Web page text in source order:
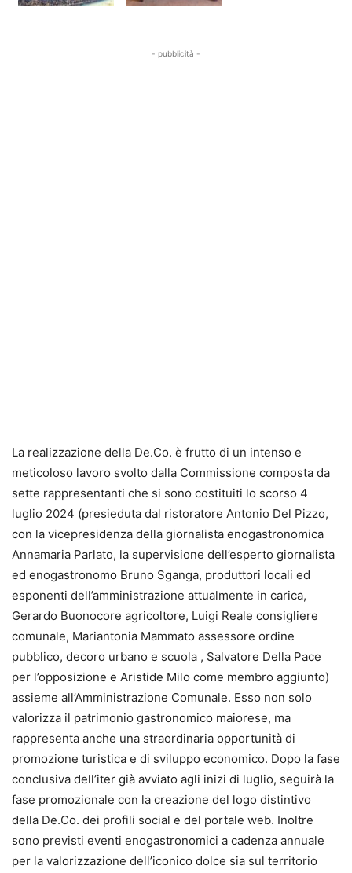
- pubblicità -
La realizzazione della De.Co. è frutto di un intenso e
meticoloso lavoro svolto dalla Commissione composta da
sette rappresentanti che si sono costituiti lo scorso 4
luglio 2024 (presieduta dal ristoratore Antonio Del Pizzo,
con la vicepresidenza della giornalista enogastronomica
Annamaria Parlato, la supervisione dell’esperto giornalista
ed enogastronomo Bruno Sganga, produttori locali ed
esponenti dell’amministrazione attualmente in carica,
Gerardo Buonocore agricoltore, Luigi Reale consigliere
comunale, Mariantonia Mammato assessore ordine
pubblico, decoro urbano e scuola , Salvatore Della Pace
per l’opposizione e Aristide Milo come membro aggiunto)
assieme all’Amministrazione Comunale. Esso non solo
valorizza il patrimonio gastronomico maiorese, ma
rappresenta anche una straordinaria opportunità di
promozione turistica e di sviluppo economico. Dopo la fase
conclusiva dell’iter già avviato agli inizi di luglio, seguirà la
fase promozionale con la creazione del logo distintivo
della De.Co. dei profili social e del portale web. Inoltre
sono previsti eventi enogastronomici a cadenza annuale
per la valorizzazione dell’iconico dolce sia sul territorio